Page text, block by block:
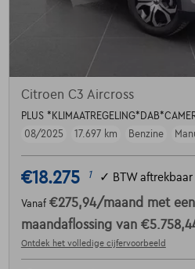
Citroen C3 Aircross
PLUS
08/2025
17.697 km Benzine
€18.275 1 ✓ BTW aftrekbaar
Vanaf €275,94/maand met
maandaflossing van
Ontdek het volledige cijfervoorbeeld